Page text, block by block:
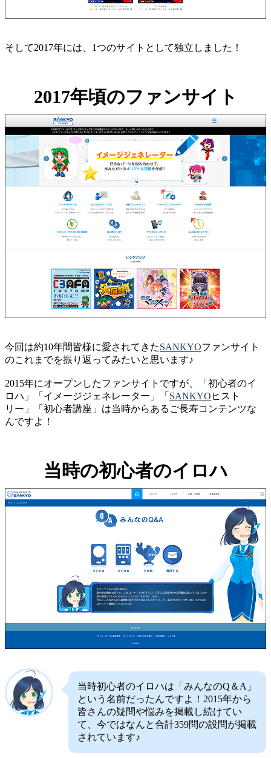
そして2017年には、1つのサイトとして独立しました！
2017年頃のファンサイト
今回は約10年間皆様に愛されてきたSANKYOファンサイト
のこれまでを振り返ってみたいと思います♪
2015年にオープンしたファンサイトですが、「初心者のイ
ロハ」「イメージジェネレーター」「 SANKYO ヒスト
リー」「初心者講座」は当時からあるご長寿コンテンツな
んですよ！
当時の初心者のイロハ
当時初心者のイロハは「みんなのQ＆A」
という名前だったんですよ！2015年から
皆さんの疑問や悩みを掲載し続けてい
て、今ではなんと合計359問の設問が掲載
されています♪